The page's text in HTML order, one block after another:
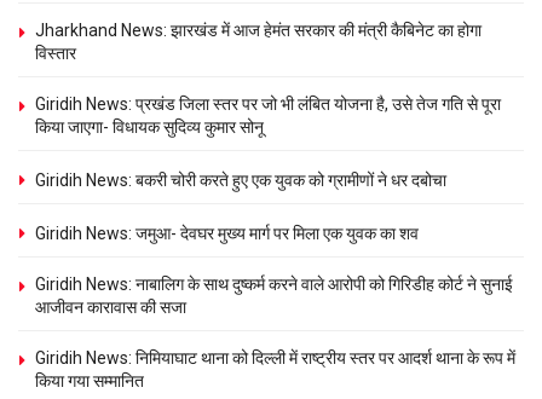
Jharkhand News: झारखंड में आज हेमंत सरकार की मंत्री कैबिनेट का होगा
विस्तार
Giridih News: प्रखंड जिला स्तर पर जो भी लंबित योजना है, उसे तेज गति से पूरा
किया जाएगा- विधायक सुदिव्य कुमार सोनू
Giridih News: बकरी चोरी करते हुए एक युवक को ग्रामीणों ने धर दबोचा
Giridih News: जमुआ- देवघर मुख्य मार्ग पर मिला एक युवक का शव
Giridih News: नाबालिग के साथ दुष्कर्म करने वाले आरोपी को गिरिडीह कोर्ट ने सुनाई
आजीवन कारावास की सजा
Giridih News: निमियाघाट थाना को दिल्ली में राष्ट्रीय स्तर पर आदर्श थाना के रूप में
किया गया सम्मानित